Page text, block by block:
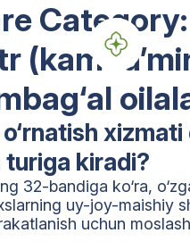
Category:
(kam
xizmati
kiradi?
32-bandiga ko‘ra,
uy-joy-maishiy
uchun